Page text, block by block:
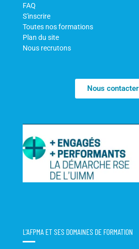
FAQ
S'inscrire
Toutes nos formations
Plan du site
Nous recrutons
Nous contacter
L'AFPMA ET SES DOMAINES DE FORMATION